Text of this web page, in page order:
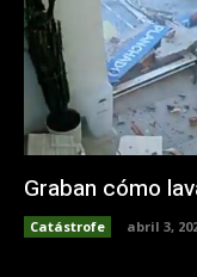
Graban cómo
Catástrofe abril 3,